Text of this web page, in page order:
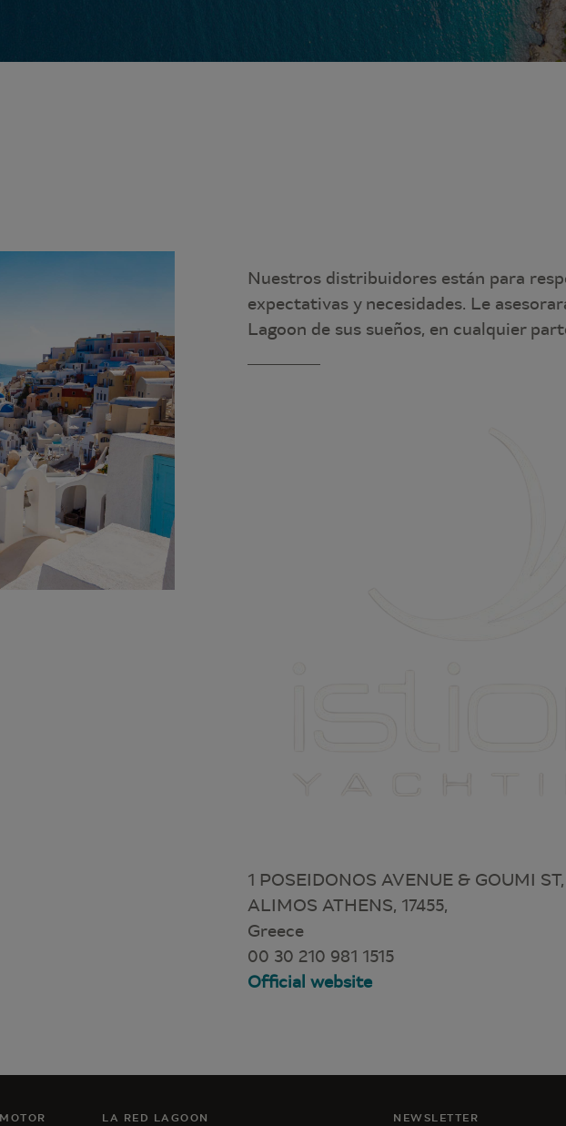
Nuestros distribuidores están para
expectativas y necesidades. Le
Lagoon de sus sueños, en cualquier
1 POSEIDONOS AVENUE & GOUMI ST,
ALIMOS ATHENS, 17455,
Greece
00 30 210 981 1515
Official website
LA RED LAGOON NEWSLETTER